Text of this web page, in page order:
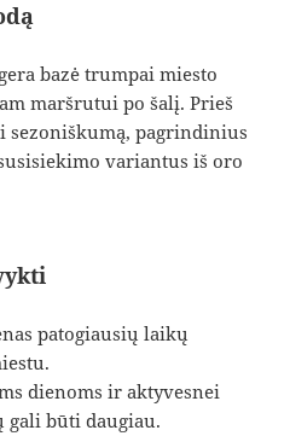
bazė trumpai miesto
maršrutui po šalį. Prieš
pagrindinius
variantus iš oro
patogiausių laikų
dienoms ir aktyvesnei
gali būti daugiau.